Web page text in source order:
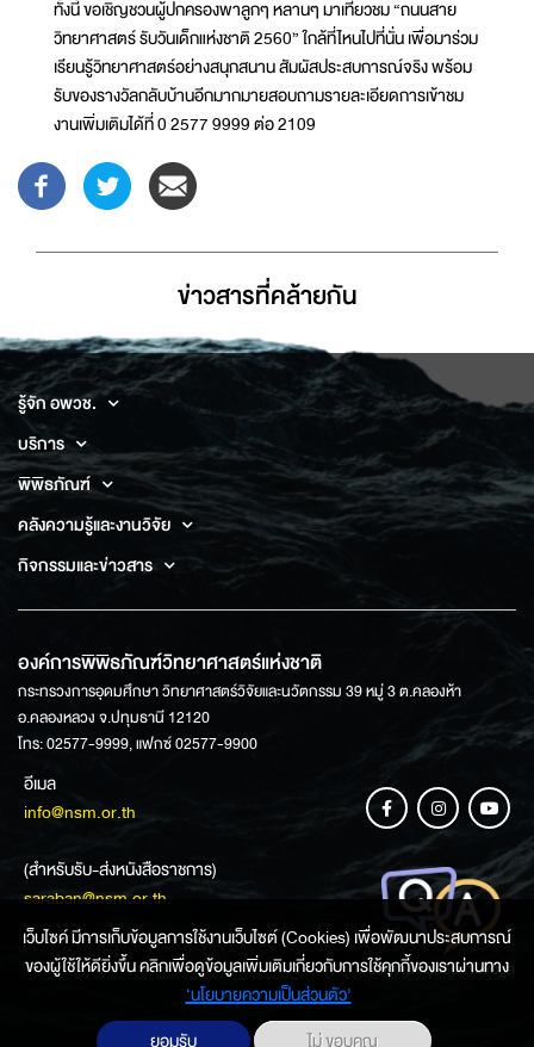
ทั้งนี้ ขอเชิญชวนผู้ปกครองพาลูกๆ หลานๆ มาเที่ยวชม “ถนนสาย
วิทยาศาสตร์ รับวันเด็กแห่งชาติ 2560” ใกล้ที่ไหนไปที่นั่น เพื่อมาร่วม
เรียนรู้วิทยาศาสตร์อย่างสนุกสนาน สัมผัสประสบการณ์จริง พร้อม
รับของรางวัลกลับบ้านอีกมากมายสอบถามรายละเอียดการเข้าชม
งานเพิ่มเติมได้ที่ 0 2577 9999 ต่อ 2109
ข่าวสารที่่คล้ายกัน
รู้จัก อพวช.
บริการ
พิพิธภัณฑ์
คลังความรู้และงานวิจัย
กิจกรรมและข่าวสาร
องค์การพิพิธภัณฑ์วิทยาศาสตร์แห่งชาติ
กระทรวงการอุดมศึกษา วิทยาศาสตร์วิจัยและนวัตกรรม 39 หมู่ 3 ต.คลองห้า
อ.คลองหลวง จ.ปทุมธานี 12120
โทร: 02577-9999, แฟกซ์ 02577-9900
อีเมล
info@nsm.or.th
(สำหรับรับ-ส่งหนังสือราชการ)
saraban@nsm.or.th
ช่องทางการสอบถามข้อมูล
เว็บไซค์ มีการเก็บข้อมูลการใช้งานเว็บไซต์ (Cookies) เพื่อพัฒนาประสบการณ์
ของผู้ใช้ให้ดียิ่งขึ้น คลิกเพื่อดูข้อมูลเพิ่มเติมเกี่ยวกับการใช้คุกกี้ของเราผ่านทาง
‘นโยบายความเป็นส่วนตัว'
ยอมรับ
ไม่ ขอบคุณ